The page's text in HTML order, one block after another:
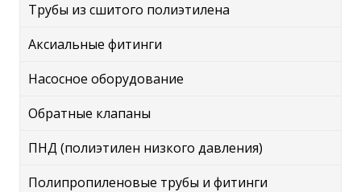
Трубы из сшитого полиэтилена
Аксиальные фитинги
Насосное оборудование
Обратные клапаны
ПНД (полиэтилен низкого давления)
Полипропиленовые трубы и фитинги